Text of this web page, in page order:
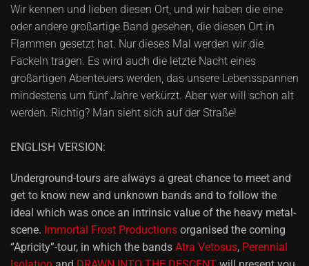
Wir kennen und lieben diesen Ort, und wir haben die eine
oder andere großartige Band gesehen, die diesen Ort in
Flammen gesetzt hat. Nur dieses Mal werden wir die
Fackeln tragen. Es wird auch die letzte Nacht eines
großartigen Abenteuers werden, das unsere Lebensspannen
mindestens um fünf Jahre verkürzt. Aber wer will schon alt
werden. Richtig? Man sieht sich auf der Straße!
ENGLISH VERSION:
Underground-tours are always a great chance to meet and
get to know new and unknown bands and to follow the
ideal which was once an intrinsic value of the heavy metal-
scene. Immortal Frost Productions organised the coming
“Apricity”-tour, in which the bands Atra Vetosus, Perennial